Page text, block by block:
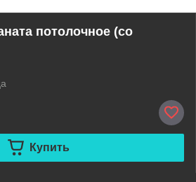
потолочное (со
Купить